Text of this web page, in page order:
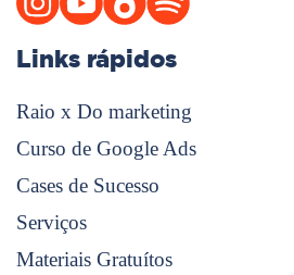
Links rápidos
Raio x Do marketing
Curso de Google Ads
Cases de Sucesso
Serviços
Materiais Gratuítos